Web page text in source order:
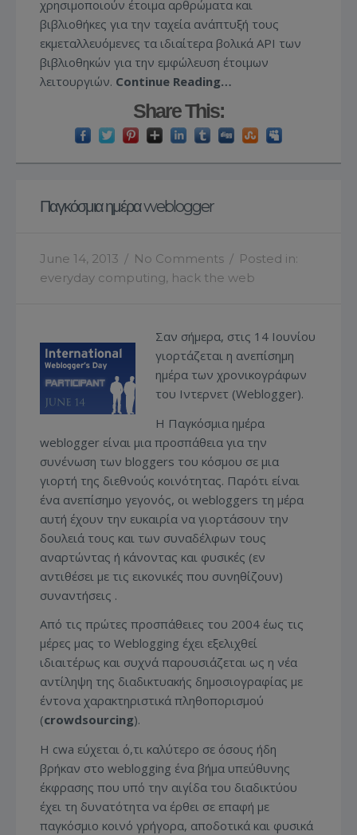
χρησιμοποιούν έτοιμα αρθρώματα και
βιβλιοθήκες για την ταχεία ανάπτυξή τους
εκμεταλλευόμενες τα ιδιαίτερα βολικά API των
βιβλιοθηκών για την εμφώλευση έτοιμων
λειτουργιών. Continue Reading…
Share This:
Παγκόσμια ημέρα weblogger
June 14, 2013 / No Comments / Posted in:
everyday computing, hack the web
Σαν σήμερα, στις 14 Ιουνίου
γιορτάζεται η ανεπίσημη
ημέρα των χρονικογράφων
του Ιντερνετ (Weblogger).
Η Παγκόσμια ημέρα
weblogger είναι μια προσπάθεια για την
συνένωση των bloggers του κόσμου σε μια
γιορτή της διεθνούς κοινότητας. Παρότι είναι
ένα ανεπίσημο γεγονός, οι webloggers τη μέρα
αυτή έχουν την ευκαιρία να γιορτάσουν την
δουλειά τους και των συναδέλφων τους
αναρτώντας ή κάνοντας και φυσικές (εν
αντιθέσει με τις εικονικές που συνηθίζουν)
συναντήσεις .
Από τις πρώτες προσπάθειες του 2004 έως τις
μέρες μας το Weblogging έχει εξελιχθεί
ιδιαιτέρως και συχνά παρουσιάζεται ως η νέα
αντίληψη της διαδικτυακής δημοσιογραφίας με
έντονα χαρακτηριστικά πληθοπορισμού
(crowdsourcing).
Η cwa εύχεται ό,τι καλύτερο σε όσους ήδη
βρήκαν στο weblogging ένα βήμα υπεύθυνης
έκφρασης που υπό την αιγίδα του διαδικτύου
έχει τη δυνατότητα να έρθει σε επαφή με
παγκόσμιο κοινό γρήγορα, αποδοτικά και φυσικά